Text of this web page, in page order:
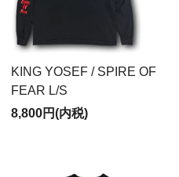
KING YOSEF / SPIRE OF
FEAR L/S
8,800円(内税)